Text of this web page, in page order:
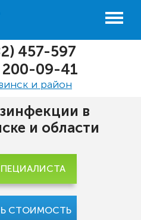
457-597
200-09-41
и район
в
и области
СТОИМОСТЬ